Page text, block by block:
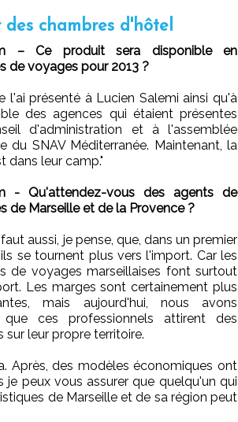
chambres d'hôtel
– Ce produit sera disponible en
de voyages pour 2013 ?
l'ai présenté à Lucien Salemi ainsi qu'à
des agences qui étaient présentes
d'administration et à l'assemblée
du SNAV Méditerranée. Maintenant, la
dans leur camp."
- Qu'attendez-vous des agents de
de Marseille et de la Provence ?
aussi, je pense, que, dans un premier
se tournent plus vers l'import. Car les
de voyages marseillaises font surtout
Les marges sont certainement plus
mais aujourd'hui, nous avons
que ces professionnels attirent des
sur leur propre territoire.
Après, des modèles économiques ont
peux vous assurer que quelqu'un qui
de Marseille et de sa région peut